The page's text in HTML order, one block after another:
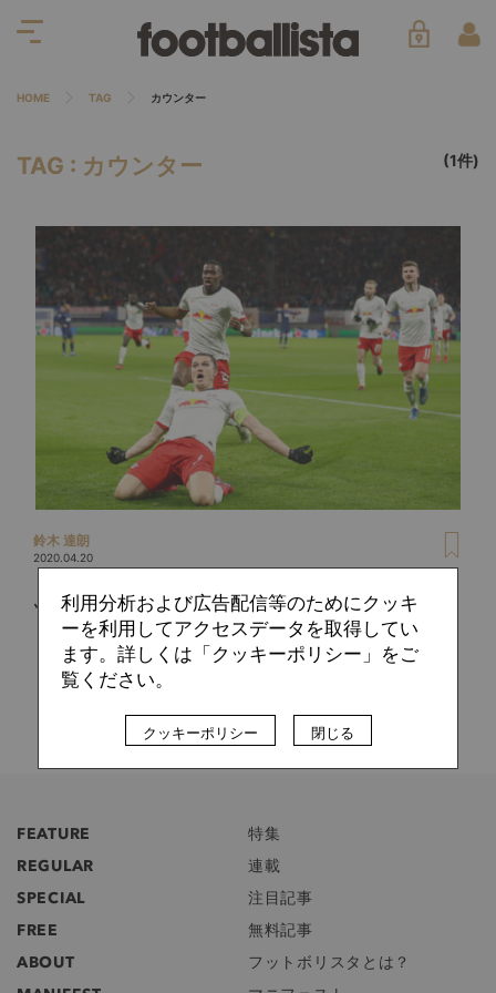
HOME TAG カウンター
TAG : カウンター (1件)
鈴木 達朗
2020.04.20
ツィヒのユースコーチが指南
FEATURE
特集
REGULAR
連載
SPECIAL
注目記事
FREE
無料記事
ABOUT
フットボリスタとは？
利用分析および広告配信等のためにクッキ
ーを利用してアクセスデータを取得してい
ます。詳しくは「クッキーポリシー」をご
覧ください。
クッキーポリシー 閉じる